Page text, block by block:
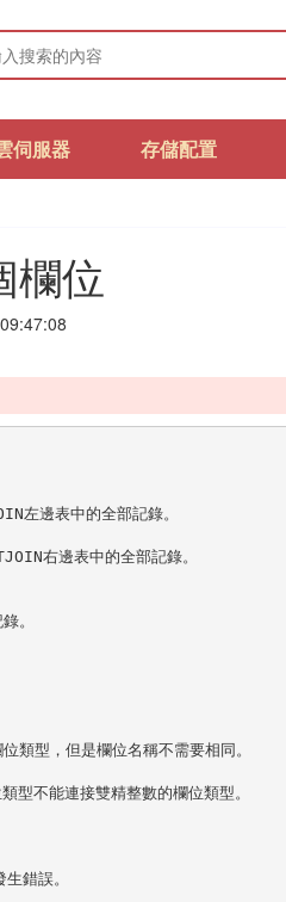
伺服器 存儲配置
欄位
左邊表中的全部記錄。
右邊表中的全部記錄。
。
型，但是欄位名稱不需要相同。
型不能連接雙精整數的欄位類型。
錯誤。